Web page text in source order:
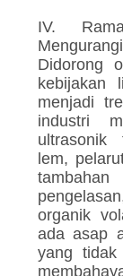
IV.
Didorong
kebijakan
menjadi
industri
ultrasonik
lem,
organik
ada asap
yang tidak